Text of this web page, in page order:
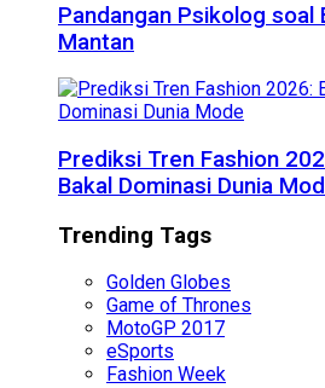
Pandangan Psikolog soal
Mantan
Prediksi Tren Fashion
Bakal Dominasi Dunia
Trending Tags
Golden Globes
Game of Thrones
MotoGP 2017
eSports
Fashion Week